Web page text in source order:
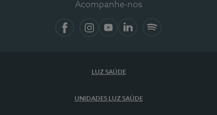
Acompanhe-nos
LUZ SAÚDE
UNIDADES LUZ SAÚDE